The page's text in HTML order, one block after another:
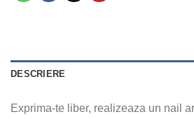
DESCRIERE
Exprima-te liber, realizeaza un nail